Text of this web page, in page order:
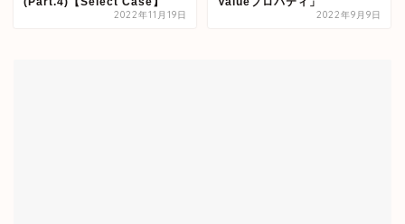
2022年11月19日 2022年9月9日